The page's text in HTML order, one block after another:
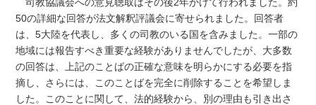
50の詳細な回答が法文解釈評議会に寄せられました。回答者
は、5大陸を代表し、多くの司教のいる国を含みました。一部の
地域には報告すべき重要な経験がありませんでしたが、大多数
の回答は、上記のことばの正確な意味を明らかにする必要を指
摘し、さらには、このことばを完全に削除することを希望しま
した。このことに関して、法的経験から、別の理由も引き出さ